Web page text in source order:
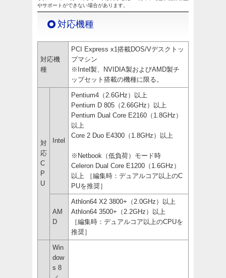
やサポートができない場合があります。
対応機種
対応機
種
PCI Express x1搭載DOS/Vデスクトッ
プマシン
※Intel製、NVIDIA製およびAMD製チ
ップセット搭載の機種に限る。
対
応
C
P
U
Intel
Pentium4（2.6GHz）以上
Pentium D 805（2.66GHz）以上
Pentium Dual Core E2160（1.8GHz）
以上
Core 2 Duo E4300（1.8GHz）以上
※Netbook（低負荷）モード時
Celeron Dual Core E1200（1.6GHz）
以上 ［編集時：デュアルコア以上のC
PUを推奨］
AM
D
Athlon64 X2 3800+（2.0GHz）以上
Athlon64 3500+（2.2GHz）以上
［編集時：デュアルコア以上のCPUを
推奨］
Win
dow
s 8